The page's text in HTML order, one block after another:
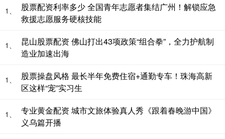
1、
股票配资利率多少 全国青年志愿者集结广州！解锁应急
救援志愿服务硬核技能
1、
昆山股票配资 佛山打出43项政策“组合拳”，全力护航制
造业加速出海
1、
股票操盘风格 最长半年免费住宿+通勤专车！珠海高新
区这样“宠”实习生
1、
专业黄金配资 城市文旅体验真人秀《跟着春晚游中国》
义乌篇开播